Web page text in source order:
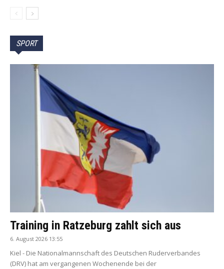
SPORT
Training in Ratzeburg zahlt sich aus
6. August 2026 13:55
Kiel - Die Nationalmannschaft des Deutschen Ruderverbandes
(DRV) hat am vergangenen Wochenende bei der